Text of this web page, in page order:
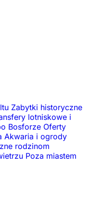
Zabytki historyczne
lotniskowe i
Bosforze Oferty
Akwaria i ogrody
rodzinom
Poza miastem